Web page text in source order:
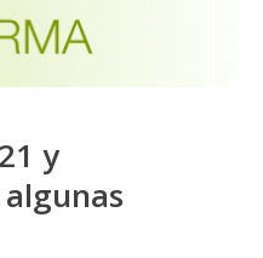
y